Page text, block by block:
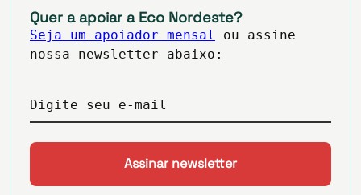
Quer a apoiar a Eco Nordeste?
Seja um apoiador mensal
ou assine
nossa newsletter abaixo:
Digite seu e-mail